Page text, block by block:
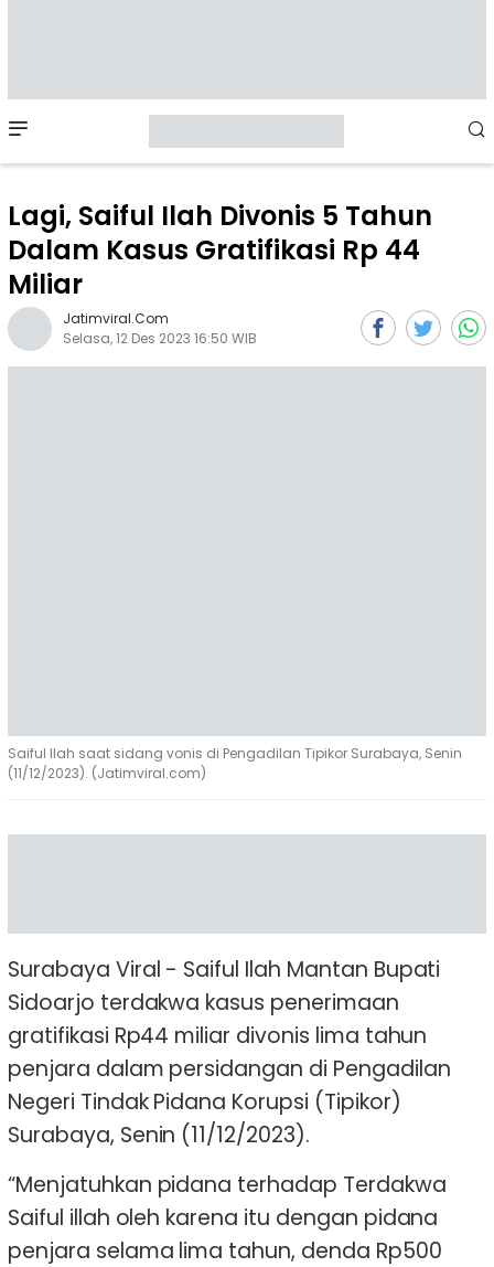
Menu
Lagi, Saiful Ilah Divonis 5 Tahun
Dalam Kasus Gratifikasi Rp 44
Miliar
Jatimviral.com
Selasa, 12 Des 2023 16:50 WIB
Saiful Ilah saat sidang vonis di Pengadilan Tipikor Surabaya, Senin
(11/12/2023). (Jatimviral.com)
Surabaya Viral - Saiful Ilah Mantan Bupati
Sidoarjo terdakwa kasus penerimaan
gratifikasi Rp44 miliar divonis lima tahun
penjara dalam persidangan di Pengadilan
Negeri Tindak Pidana Korupsi (Tipikor)
Surabaya, Senin (11/12/2023).
“Menjatuhkan pidana terhadap Terdakwa
Saiful illah oleh karena itu dengan pidana
penjara selama lima tahun, denda Rp500